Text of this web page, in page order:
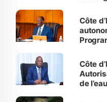
et
Côte
Côte
de